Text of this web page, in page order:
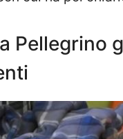
Pellegrino